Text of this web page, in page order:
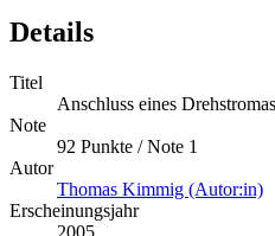
Details
Titel
Anschluss eines
Note
92 Punkte / Note 1
Autor
Thomas Kimmig (Autor:in)
Erscheinungsjahr
2005